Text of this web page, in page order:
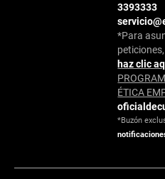
3393333
*Para
haz clic
ÉTICA
*Buzón